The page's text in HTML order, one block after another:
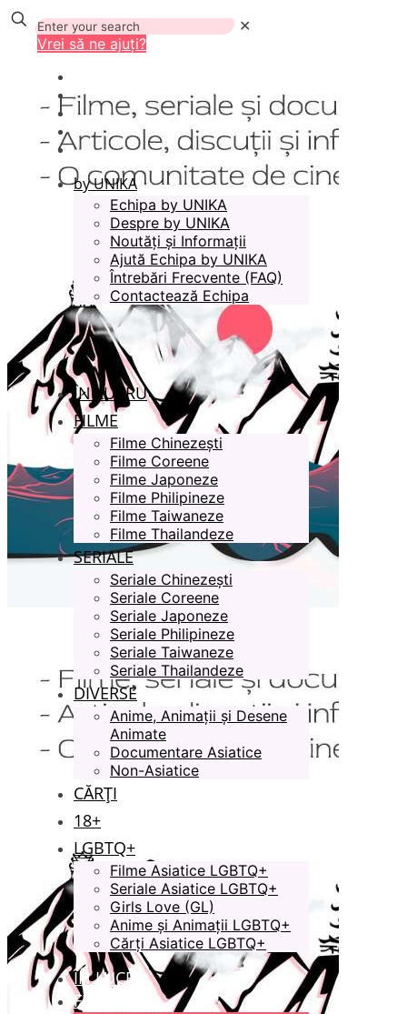
✕
Vrei să ne ajuți?
by UNIKA
Echipa by UNIKA
Despre by UNIKA
Noutăți și Informații
Ajută Echipa by UNIKA
Întrebări Frecvente (FAQ)
Contactează Echipa
ÎN LUCRU
FILME
Filme Chinezești
Filme Coreene
Filme Japoneze
Filme Philipineze
Filme Taiwaneze
Filme Thailandeze
SERIALE
Seriale Chinezești
Seriale Coreene
Seriale Japoneze
Seriale Philipineze
Seriale Taiwaneze
Seriale Thailandeze
DIVERSE
Anime, Animații și Desene
Animate
Documentare Asiatice
Non-Asiatice
CĂRȚI
18+
LGBTQ+
Filme Asiatice LGBTQ+
Seriale Asiatice LGBTQ+
Girls Love (GL)
Anime și Animații LGBTQ+
Cărți Asiatice LGBTQ+
ÎN LUCRU
FILME